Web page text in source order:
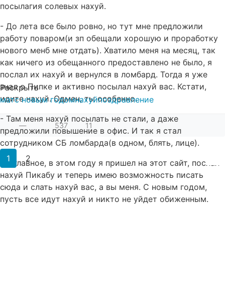
посылагия солевых нахуй.
- До лета все было ровно, но тут мне предложили
работу поваром(и зп обещали хорошую и проработку
нового менб мне отдать). Хватило меня на месяц, так
как ничего из обещанного предоставлено не было, я
послал их нахуй и вернулся в ломбард. Тогда я уже
знал о Пипке и активно посылал нахуй вас. Кстати,
идите нахуй. Одмен, ты особенно.
- Там меня нахуй посылать не стали, а даже
предложили повышение в офис. И так я стал
сотрудником СБ ломбарда(в одном, блять, лице).
Но главное, в этом году я пришел на этот сайт, послал
нахуй Пикабу и теперь имею возможность писать
сюда и слать нахуй вас, а вы меня. С новым годом,
пусть все идут нахуй и никто не уйдет обиженным.
Раскрыть
матс новым годомнахуйпоздравление
— 537 11
1 2